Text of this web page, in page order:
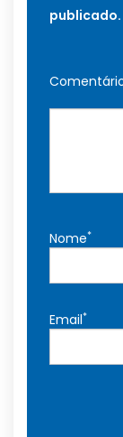
publicado.
Nome*
Email*